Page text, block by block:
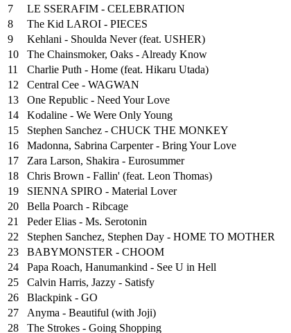
7
LE SSERAFIM - CELEBRATION
8
The Kid LAROI - PIECES
9
Kehlani - Shoulda Never (feat. USHER)
10
The Chainsmoker, Oaks - Already Know
11
Charlie Puth - Home (feat. Hikaru Utada)
12
Central Cee - WAGWAN
13
One Republic - Need Your Love
14
Kodaline - We Were Only Young
15
Stephen Sanchez - CHUCK THE MONKEY
16
Madonna, Sabrina Carpenter - Bring Your Love
17
Zara Larson, Shakira - Eurosummer
18
Chris Brown - Fallin' (feat. Leon Thomas)
19
SIENNA SPIRO - Material Lover
20
Bella Poarch - Ribcage
21
Peder Elias - Ms. Serotonin
22
Stephen Sanchez, Stephen Day - HOME TO MOTHER
23
BABYMONSTER - CHOOM
24
Papa Roach, Hanumankind - See U in Hell
25
⁠Calvin Harris, Jazzy - Satisfy
26
Blackpink - GO
27
Anyma - Beautiful (with Joji)
28
The Strokes - Going Shopping